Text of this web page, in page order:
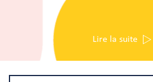
Lire la suite